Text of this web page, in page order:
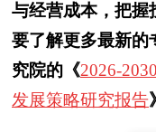
与经营成本，把握
要了解更多最新的
究院的《2026-
发展策略研究报告